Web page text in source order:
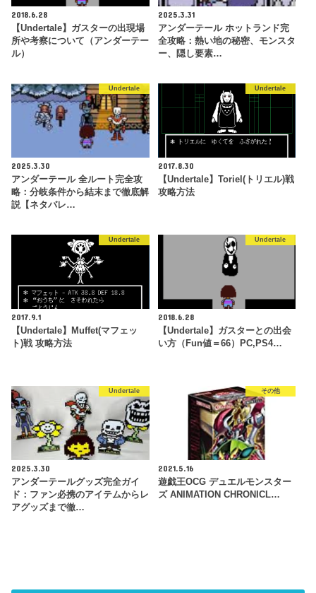
2018.6.28
【Undertale】ガスターの出現場
所や考察について（アンダーテー
ル）
2025.3.31
アンダーテール ホットランド完
全攻略：熱い地の秘密、モンスタ
ー、隠し要素…
Undertale
2025.3.30
アンダーテール 全ルート完全攻
略：分岐条件から結末まで徹底解
説【ネタバレ…
Undertale
2017.8.30
【Undertale】Toriel(トリエル)戦
攻略方法
Undertale
2017.9.1
【Undertale】Muffet(マフェッ
ト)戦 攻略方法
Undertale
2018.6.28
【Undertale】ガスターとの出会
い方（Fun値＝66）PC,PS4…
Undertale
2025.3.30
アンダーテールグッズ完全ガイ
ド：ファン必携のアイテムからレ
アグッズまで徹…
その他
2021.5.16
遊戯王OCG デュエルモンスター
ズ ANIMATION CHRONICL…